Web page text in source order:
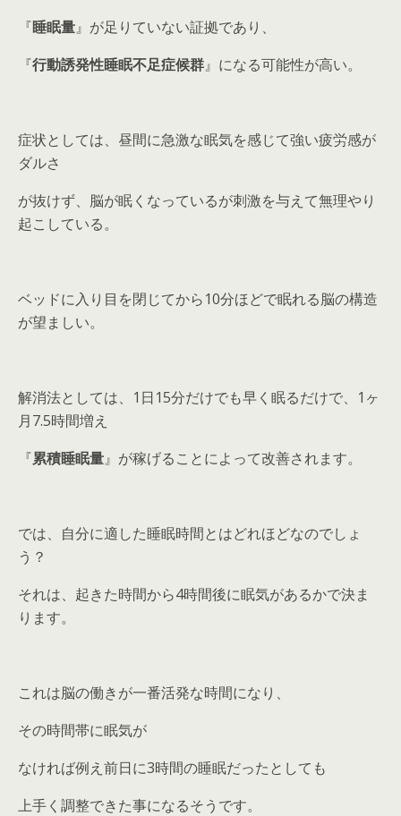
『睡眠量』が足りていない証拠であり、
『行動誘発性睡眠不足症候群』になる可能性が高い。
症状としては、昼間に急激な眠気を感じて強い疲労感が
ダルさ
が抜けず、脳が眠くなっているが刺激を与えて無理やり
起こしている。
ベッドに入り目を閉じてから10分ほどで眠れる脳の構造
が望ましい。
解消法としては、1日15分だけでも早く眠るだけで、1ヶ
月7.5時間増え
『累積睡眠量』が稼げることによって改善されます。
では、自分に適した睡眠時間とはどれほどなのでしょ
う？
それは、起きた時間から4時間後に眠気があるかで決ま
ります。
これは脳の働きが一番活発な時間になり、
その時間帯に眠気が
なければ例え前日に3時間の睡眠だったとしても
上手く調整できた事になるそうです。